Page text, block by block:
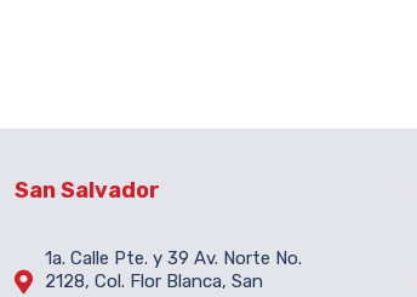
San Salvador

1a. Calle Pte. y 39 Av. Norte No.
2128, Col. Flor Blanca, San